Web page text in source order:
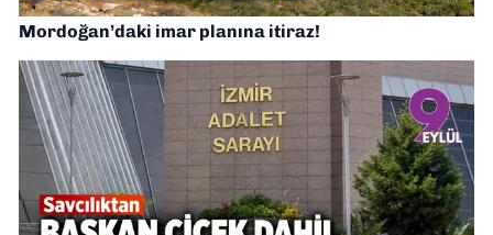
Mordoğan’daki imar planına itiraz!